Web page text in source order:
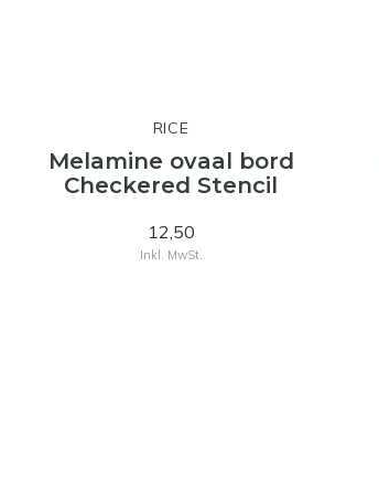
RICE
Melamine ovaal bord
Checkered Stencil
12,50
Inkl. MwSt.